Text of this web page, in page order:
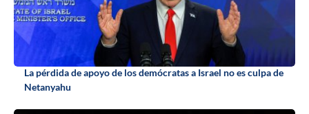
La pérdida de apoyo de los demócratas a Israel no es culpa de
Netanyahu